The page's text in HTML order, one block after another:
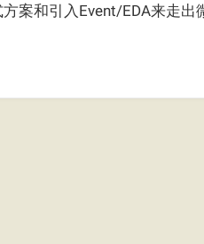
案和引入Event/EDA来走